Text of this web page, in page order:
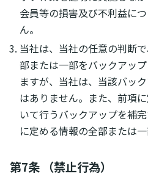
会員等の損害及び不利益に
ん。
当社は、当社の任意の判断
部または一部をバックアッ
ますが、当社は、当該バッ
はありません。また、前項
いて行うバックアップを補
に定める情報の全部または
第7条 （禁止行為）